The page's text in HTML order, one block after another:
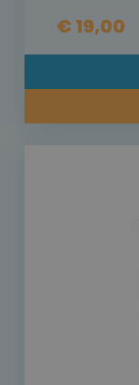
€ 19,00